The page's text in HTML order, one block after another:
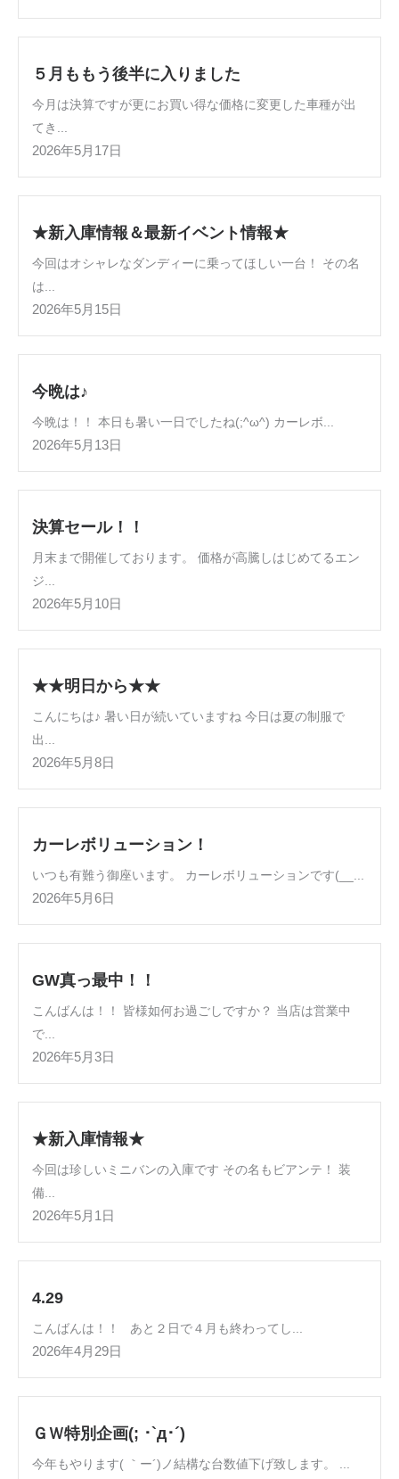
５月ももう後半に入りました
今月は決算ですが更にお買い得な価格に変更した車種が出
てき...
2026年5月17日
★新入庫情報＆最新イベント情報★
今回はオシャレなダンディーに乗ってほしい一台！ その名
は...
2026年5月15日
今晩は♪
今晩は！！ 本日も暑い一日でしたね(;^ω^) カーレボ...
2026年5月13日
決算セール！！
月末まで開催しております。 価格が高騰しはじめてるエン
ジ...
2026年5月10日
★★明日から★★
こんにちは♪ 暑い日が続いていますね 今日は夏の制服で
出...
2026年5月8日
カーレボリューション！
いつも有難う御座います。 カーレボリューションです(__...
2026年5月6日
GW真っ最中！！
こんばんは！！ 皆様如何お過ごしですか？ 当店は営業中
で...
2026年5月3日
★新入庫情報★
今回は珍しいミニバンの入庫です その名もビアンテ！ 装
備...
2026年5月1日
4.29
こんばんは！！ あと２日で４月も終わってし...
2026年4月29日
ＧＷ特別企画(; ･`д･´)
今年もやります( ｀ー´)ノ結構な台数値下げ致します。 ...